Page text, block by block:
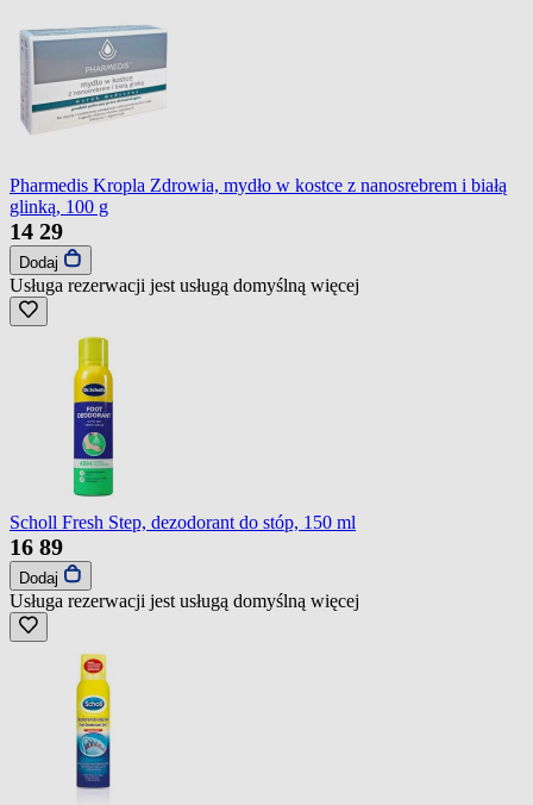
Pharmedis Kropla Zdrowia, mydło w kostce z nanosrebrem i białą
glinką, 100 g
14 29
Dodaj
Usługa rezerwacji jest usługą domyślną więcej
Scholl Fresh Step, dezodorant do stóp, 150 ml
16 89
Dodaj
Usługa rezerwacji jest usługą domyślną więcej